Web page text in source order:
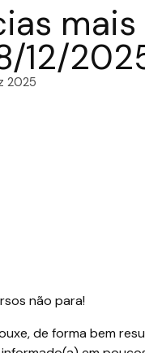
12/
2025
não para!
de forma bem